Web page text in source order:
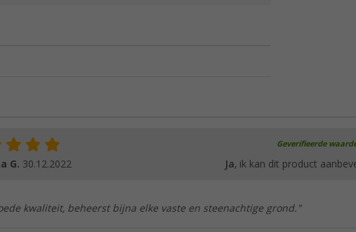
Geverifieerde
G. 30.12.2022 Ja, ik kan dit product
kwaliteit, beheerst bijna elke vaste en steenachtige grond."